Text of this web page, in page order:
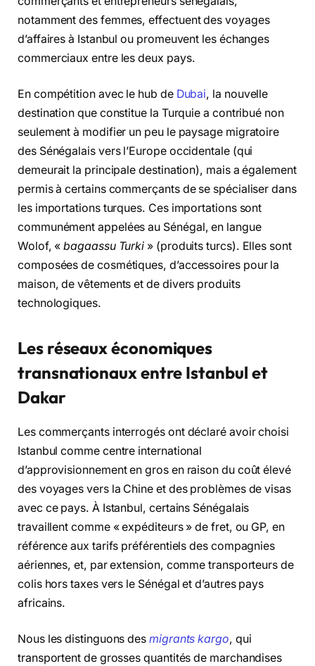
notamment des femmes, effectuent des voyages
d’affaires à Istanbul ou promeuvent les échanges
commerciaux entre les deux pays.
En compétition avec le hub de Dubai, la nouvelle
destination que constitue la Turquie a contribué non
seulement à modifier un peu le paysage migratoire
des Sénégalais vers l’Europe occidentale (qui
demeurait la principale destination), mais a également
permis à certains commerçants de se spécialiser dans
les importations turques. Ces importations sont
communément appelées au Sénégal, en langue
Wolof, «bagaassu Turki » (produits turcs). Elles sont
composées de cosmétiques, d’accessoires pour la
maison, de vêtements et de divers produits
technologiques.
Les réseaux économiques
transnationaux entre Istanbul et
Dakar
Les commerçants interrogés ont déclaré avoir choisi
Istanbul comme centre international
d’approvisionnement en gros en raison du coût élevé
des voyages vers la Chine et des problèmes de visas
avec ce pays. À Istanbul, certains Sénégalais
travaillent comme « expéditeurs » de fret, ou GP, en
référence aux tarifs préférentiels des compagnies
aériennes, et, par extension, comme transporteurs de
colis hors taxes vers le Sénégal et d’autres pays
africains.
Nous les distinguons desmigrants kargo, qui
transportent de grosses quantités de marchandises